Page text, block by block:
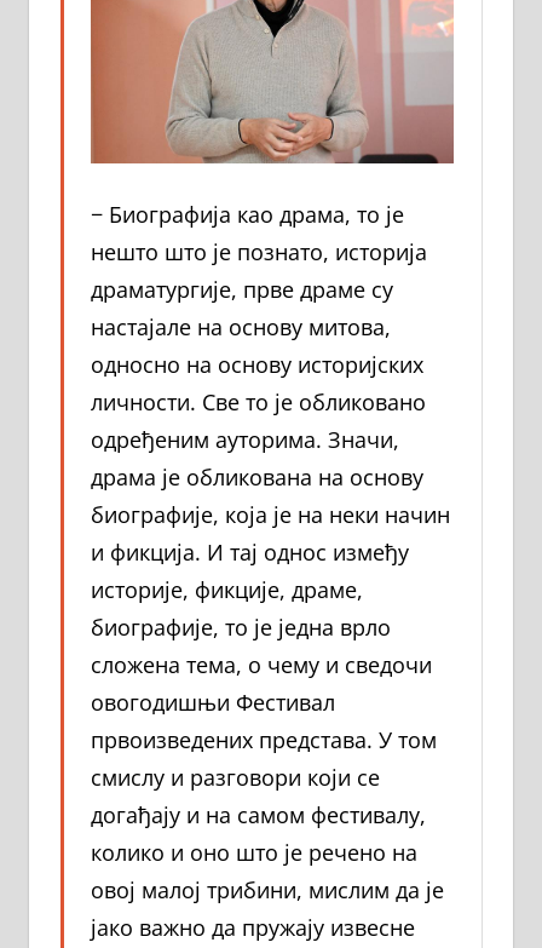
− Биографија као драма, то је
нешто што је познато, историја
драматургије, прве драме су
настајале на основу митова,
односно на основу историјских
личности. Све то је обликовано
одређеним ауторима. Значи,
драма је обликована на основу
биографије, која је на неки начин
и фикција. И тај однос између
историје, фикције, драме,
биографије, то је једна врло
сложена тема, о чему и сведочи
овогодишњи Фестивал
првоизведених представа. У том
смислу и разговори који се
догађају и на самом фестивалу,
колико и оно што је речено на
овој малој трибини, мислим да је
јако важно да пружају извесне